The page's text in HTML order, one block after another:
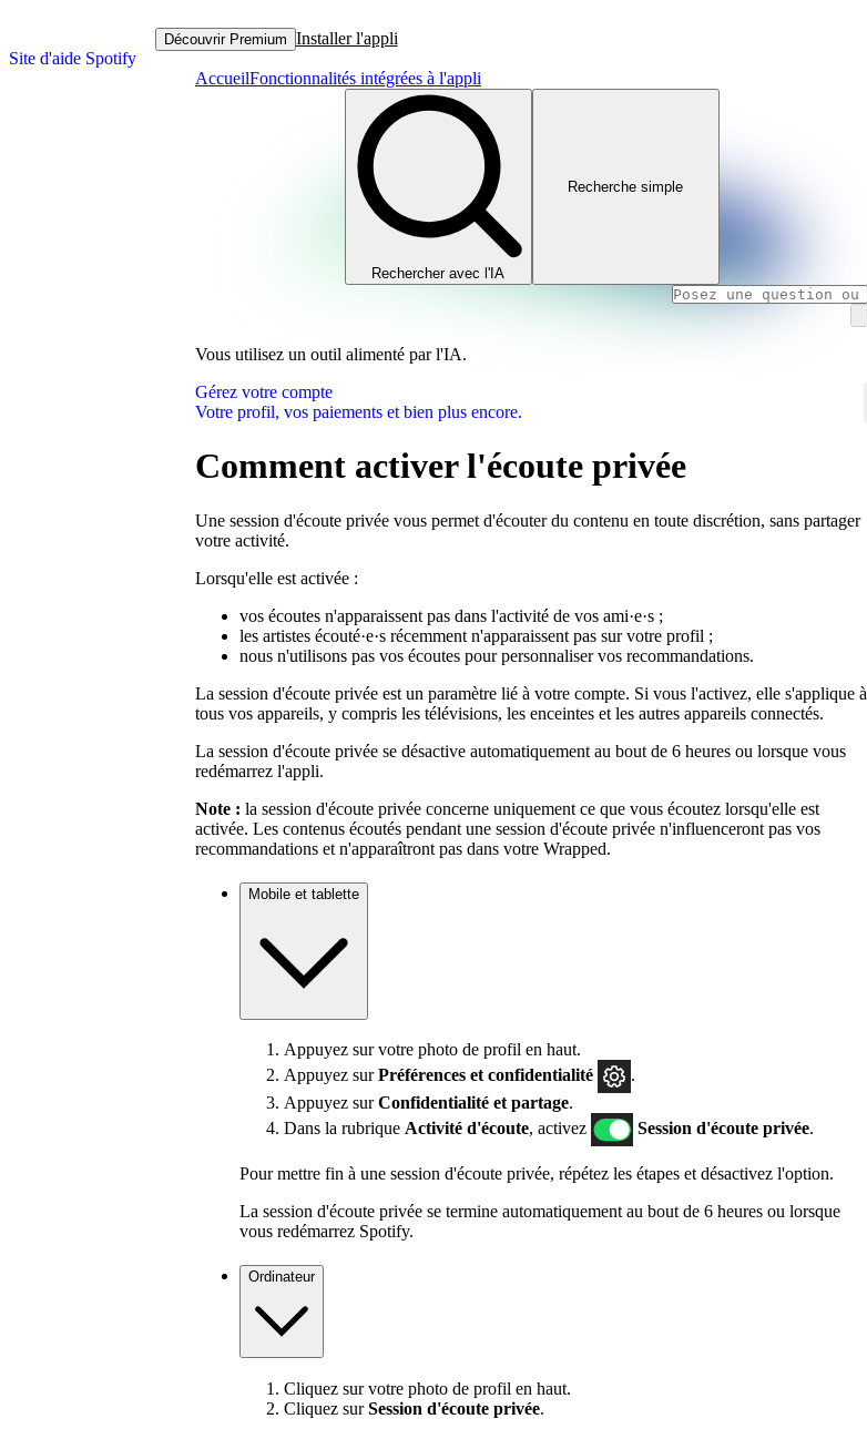
Site d'aide Spotify
Découvrir Premium Installer l'appli
AccueilFonctionnalités intégrées à l'appli
Rechercher avec l'IA
Recherche simple
Vous utilisez un outil alimenté par l'IA.
Gérez votre compte
Votre profil, vos paiements et bien plus encore.
Comment activer l'écoute privée
Une session d'écoute privée vous permet d'écouter du contenu en toute discrétion, sans partager
votre activité.
Lorsqu'elle est activée :
vos écoutes n'apparaissent pas dans l'activité de vos ami·e·s ;
les artistes écouté·e·s récemment n'apparaissent pas sur votre profil ;
nous n'utilisons pas vos écoutes pour personnaliser vos recommandations.
La session d'écoute privée est un paramètre lié à votre compte. Si vous l'activez, elle s'applique à
tous vos appareils, y compris les télévisions, les enceintes et les autres appareils connectés.
La session d'écoute privée se désactive automatiquement au bout de 6 heures ou lorsque vous
redémarrez l'appli.
Note : la session d'écoute privée concerne uniquement ce que vous écoutez lorsqu'elle est
activée. Les contenus écoutés pendant une session d'écoute privée n'influenceront pas vos
recommandations et n'apparaîtront pas dans votre Wrapped.
Mobile et tablette
Appuyez sur votre photo de profil en haut.
Appuyez surPréférences et confidentialité
.
Appuyez surConfidentialité et partage.
Dans la rubrique Activité d'écoute, activez Session d'écoute privée.
Pour mettre fin à une session d'écoute privée, répétez les étapes et désactivez l'option.
La session d'écoute privée se termine automatiquement au bout de 6 heures ou lorsque
vous redémarrez Spotify.
Ordinateur
Cliquez sur votre photo de profil en haut.
Cliquez surSession d'écoute privée.